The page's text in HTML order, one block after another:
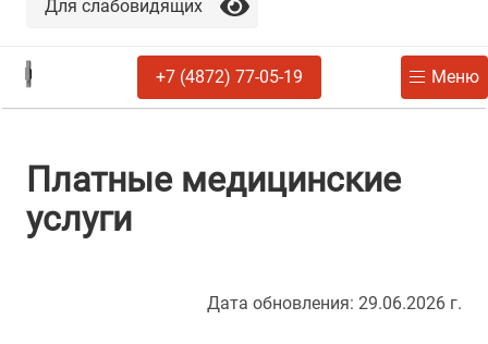
Для слабовидящих
+7 (4872) 77-05-19 Меню
Платные медицинские
услуги
Дата обновления: 29.06.2026 г.